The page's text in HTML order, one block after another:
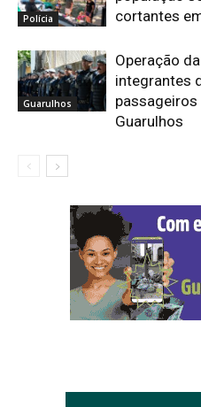
Polícia
cortantes
Guarulhos
Operação
integrantes
Guarulhos